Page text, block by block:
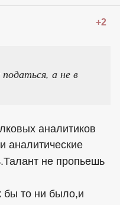
+2
а не в
аналитиков
аналитические
не пропьешь
бы то ни было,и